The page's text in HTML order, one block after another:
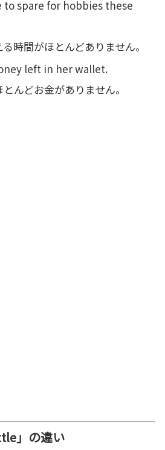
spare for hobbies these
時間がほとんどありません。
left in her wallet.
んどお金がありません。
」の違い